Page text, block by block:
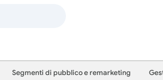
Segmenti di pubblico e remarketing